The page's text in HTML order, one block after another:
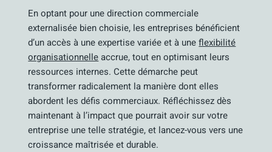
En optant pour une direction commerciale
externalisée bien choisie, les entreprises bénéficient
d’un accès à une expertise variée et à uneflexibilité
organisationnelleaccrue, tout en optimisant leurs
ressources internes. Cette démarche peut
transformer radicalement la manière dont elles
abordent les défis commerciaux. Réfléchissez dès
maintenant à l’impact que pourrait avoir sur votre
entreprise une telle stratégie, et lancez-vous vers une
croissance maîtrisée et durable.